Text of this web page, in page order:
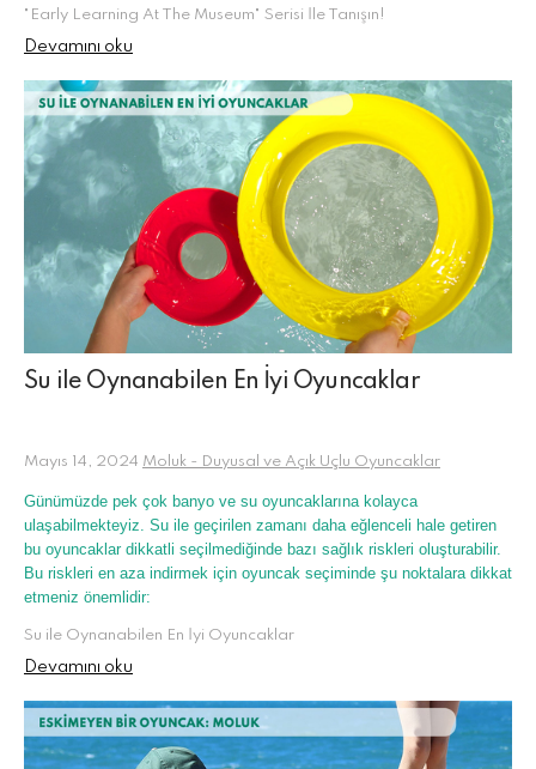
"Early Learning At The Museum" Serisi İle Tanışın!
Devamını oku
Su ile Oynanabilen En İyi Oyuncaklar
Mayıs 14, 2024 Moluk - Duyusal ve Açık Uçlu Oyuncaklar
Günümüzde pek çok banyo ve su oyuncaklarına kolayca
ulaşabilmekteyiz. Su ile geçirilen zamanı daha eğlenceli hale getiren
bu oyuncaklar dikkatli seçilmediğinde bazı sağlık riskleri oluşturabilir.
Bu riskleri en aza indirmek için oyuncak seçiminde şu noktalara dikkat
etmeniz önemlidir:
Su ile Oynanabilen En İyi Oyuncaklar
Devamını oku